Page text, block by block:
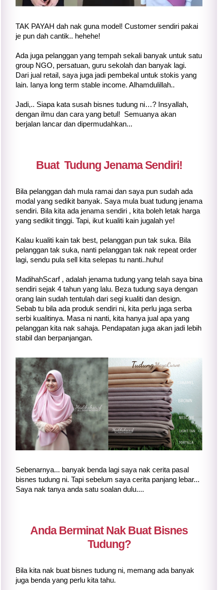
TAK PAYAH dah nak guna model! Customer sendiri pakai
je pun dah cantik.. hehehe!
Ada juga pelanggan yang tempah sekali banyak untuk satu
group NGO, persatuan, guru sekolah dan banyak lagi.
Dari jual retail, saya juga jadi pembekal untuk stokis yang
lain. Ianya long term stable income. Alhamdulillah..
Jadi,.. Siapa kata susah bisnes tudung ni…? Insyallah,
dengan ilmu dan cara yang betul! Semuanya akan
berjalan lancar dan dipermudahkan...
Buat Tudung Jenama Sendiri!
Bila pelanggan dah mula ramai dan saya pun sudah ada
modal yang sedikit banyak. Saya mula buat tudung jenama
sendiri. Bila kita ada jenama sendiri , kita boleh letak harga
yang sedikit tinggi. Tapi, ikut kualiti kain jugalah ye!
Kalau kualiti kain tak best, pelanggan pun tak suka. Bila
pelanggan tak suka, nanti pelanggan tak nak repeat order
lagi, sendu pula sell kita selepas tu nanti..huhu!
MadihahScarf , adalah jenama tudung yang telah saya bina
sendiri sejak 4 tahun yang lalu. Beza tudung saya dengan
orang lain sudah tentulah dari segi kualiti dan design.
Sebab tu bila ada produk sendiri ni, kita perlu jaga serba
serbi kualitinya. Masa ni nanti, kita hanya jual apa yang
pelanggan kita nak sahaja. Pendapatan juga akan jadi lebih
stabil dan berpanjangan.
Sebenarnya... banyak benda lagi saya nak cerita pasal
bisnes tudung ni. Tapi sebelum saya cerita panjang lebar...
Saya nak tanya anda satu soalan dulu....
Anda Berminat Nak Buat Bisnes
Tudung?
Bila kita nak buat bisnes tudung ni, memang ada banyak
juga benda yang perlu kita tahu.